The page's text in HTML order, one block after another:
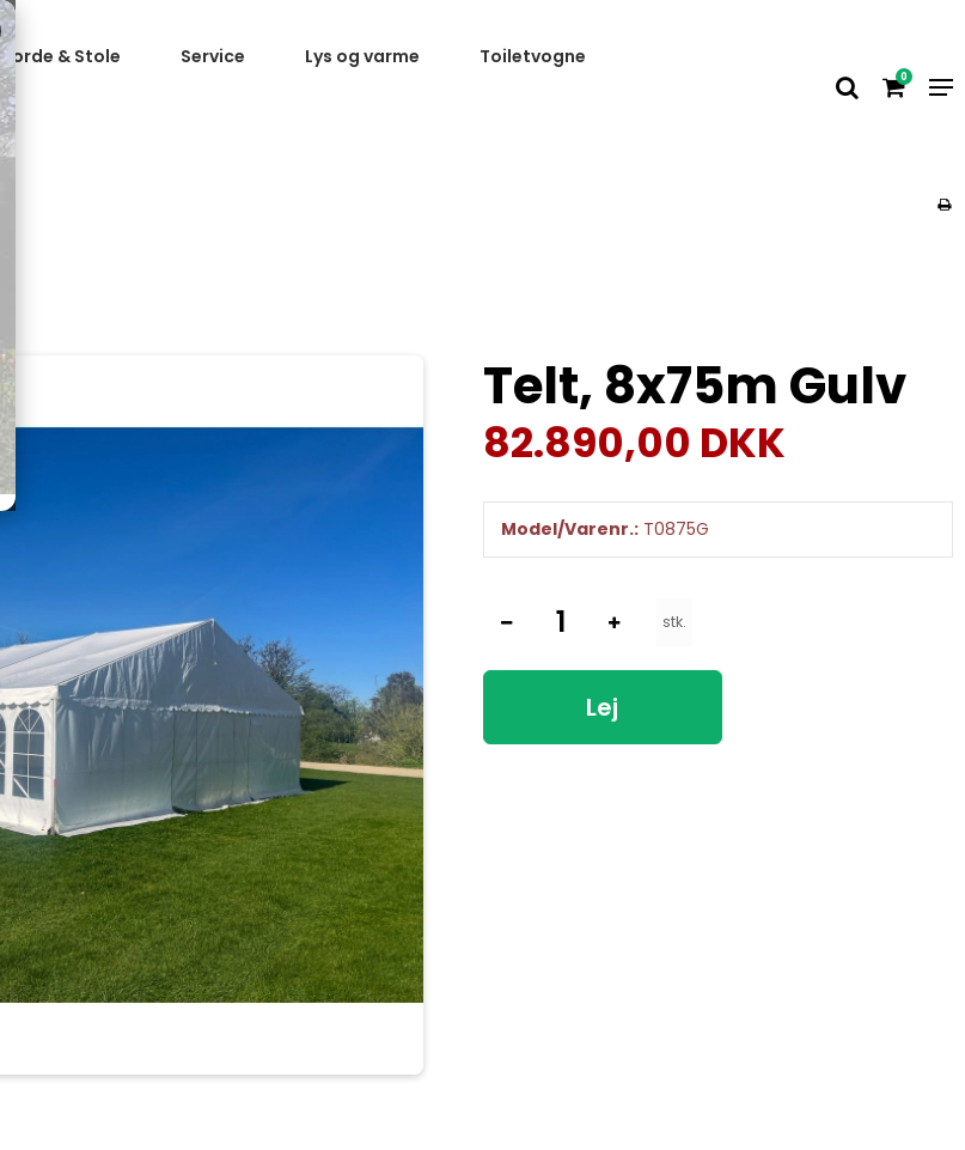
Borde & Stole Service Lys og varme Toiletvogne
0
Telt, 8x75m Gulv
82.890,00 DKK
Model/Varenr.: T0875G
stk.
Lej